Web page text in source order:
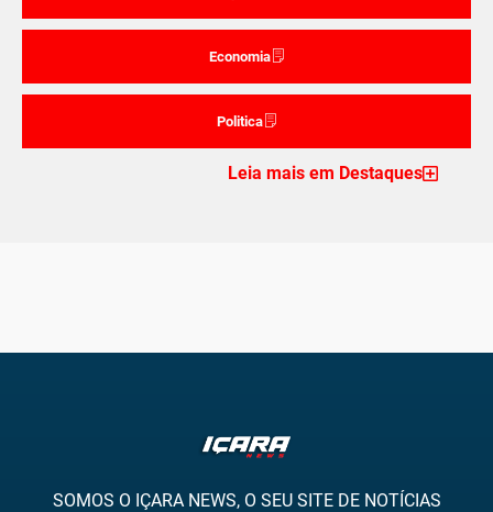
Economia
Politica
Leia mais em Destaques
SOMOS O IÇARA NEWS, O SEU SITE DE NOTÍCIAS